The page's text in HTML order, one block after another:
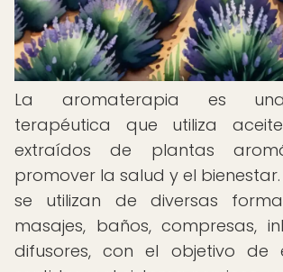
La aromaterapia es
terapéutica que utiliza
extraídos de plantas
promover la salud y el bienestar.
se utilizan de diversas
masajes, baños, compresas,
difusores, con el objetivo de